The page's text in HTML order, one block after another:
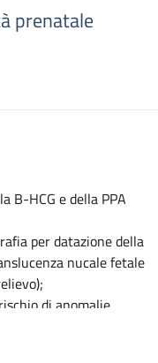
prenatale
B-HCG e della PPA
per datazione della
nucale fetale
di anomalie
18) sulla base dell’